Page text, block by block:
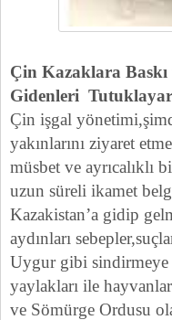
Çin Kazaklara
Gidenleri
Çin işgal
yakınlarını ziyaret
müsbet ve ayrıcalıklı
uzun süreli ikamet
Kazakistan’a gidip
aydınları
Uygur gibi sindirmeye
yaylakları ile
ve Sömürge Ordusu